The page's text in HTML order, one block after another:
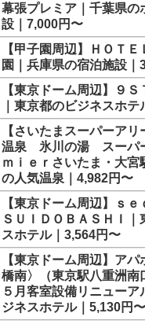
幕張プレミア｜千葉県の
設｜7,000円〜
【甲子園周辺】ＨＯＴ
園｜兵庫県の宿泊施設｜
【東京ドーム周辺】９
｜東京都のビジネスホ
【さいたまスーパーア
温泉 氷川の湯 スーパ
ｍｉｅｒさいたま・大宮
の人気温泉｜4,982円〜
【東京ドーム周辺】ｓ
ＳＵＩＤＯＢＡＳＨＩ｜
スホテル｜3,564円〜
【東京ドーム周辺】ア
橋南〉（東京駅八重洲南
５月客室設備リニューア
ジネスホテル｜5,130円〜